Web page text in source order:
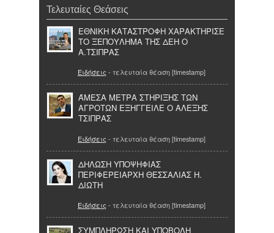
Τελευταίες Θεάσεις
ΕΘΝΙΚΗ ΚΑΤΑΣΤΡΟΦΗ ΧΑΡΑΚΤΗΡΙΣΕ
ΤΟ ΞΕΠΟΥΛΗΜΑ ΤΗΣ ΔΕΗ Ο
Α.ΤΣΙΠΡΑΣ
Ειδήσεις - τελευταία θέαση [timestamp]
ΆΜΕΣΑ ΜΕΤΡΑ ΣΤΗΡΙΞΗΣ ΤΩΝ
ΑΓΡΟΤΩΝ ΕΞΗΓΓΕΙΛΕ Ο ΑΛΕΞΗΣ
ΤΣΙΠΡΑΣ
Ειδήσεις - τελευταία θέαση [timestamp]
ΔΗΛΩΣΗ ΥΠΟΨΗΦΙΑΣ
ΠΕΡΙΦΕΡΕΙΑΡΧΗ ΘΕΣΣΑΛΙΑΣ Η.
ΔΙΩΤΗ
Ειδήσεις - τελευταία θέαση [timestamp]
ΣΥΜΠΛΗΡΩΣΗ ΚΑΙ ΥΠΟΒΟΛΗ